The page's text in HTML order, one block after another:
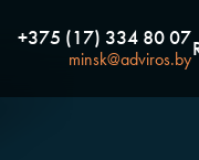
+375 (17) 334 80 07
minsk@adviros.by